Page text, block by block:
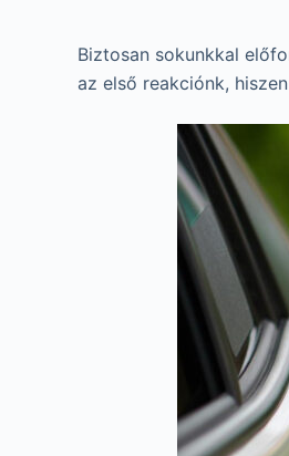
Biztosan sokunkkal
az első reakciónk,